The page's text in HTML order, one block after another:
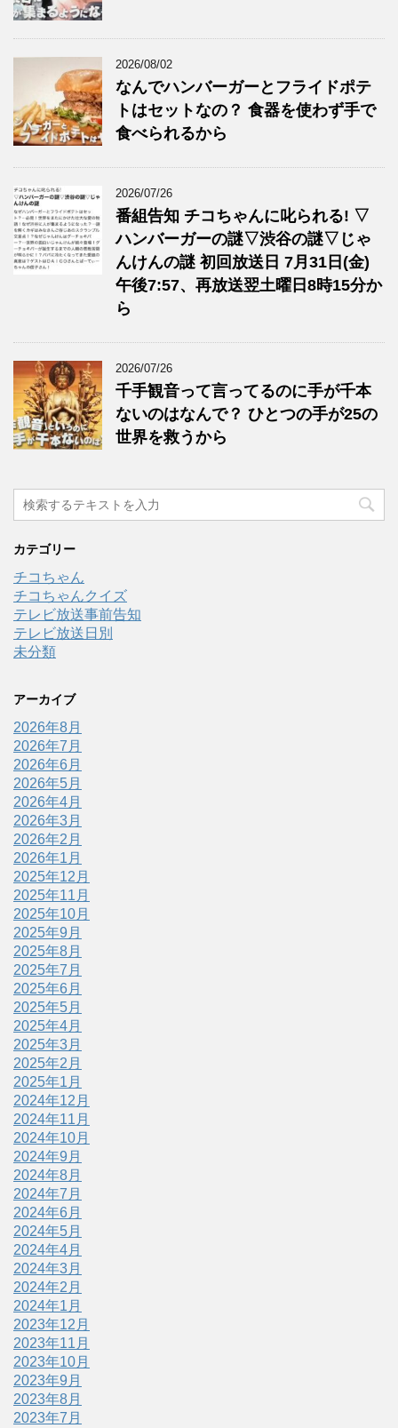
2026/08/02
なんでハンバーガーとフライドポテ
トはセットなの？ 食器を使わず手で
食べられるから
2026/07/26
番組告知 チコちゃんに叱られる! ▽
ハンバーガーの謎▽渋谷の謎▽じゃ
んけんの謎 初回放送日 7月31日(金)
午後7:57、再放送翌土曜日8時15分か
ら
2026/07/26
千手観音って言ってるのに手が千本
ないのはなんで？ ひとつの手が25の
世界を救うから
カテゴリー
チコちゃん
チコちゃんクイズ
テレビ放送事前告知
テレビ放送日別
未分類
アーカイブ
2026年8月
2026年7月
2026年6月
2026年5月
2026年4月
2026年3月
2026年2月
2026年1月
2025年12月
2025年11月
2025年10月
2025年9月
2025年8月
2025年7月
2025年6月
2025年5月
2025年4月
2025年3月
2025年2月
2025年1月
2024年12月
2024年11月
2024年10月
2024年9月
2024年8月
2024年7月
2024年6月
2024年5月
2024年4月
2024年3月
2024年2月
2024年1月
2023年12月
2023年11月
2023年10月
2023年9月
2023年8月
2023年7月